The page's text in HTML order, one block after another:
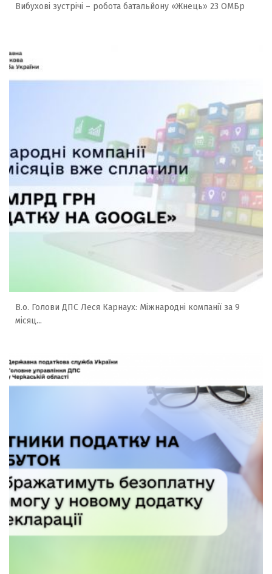
Вибухові зустрічі – робота батальйону «Жнець» 23 ОМБр
В.о. Голови ДПС Леся Карнаух: Міжнародні компанії за 9
місяц...